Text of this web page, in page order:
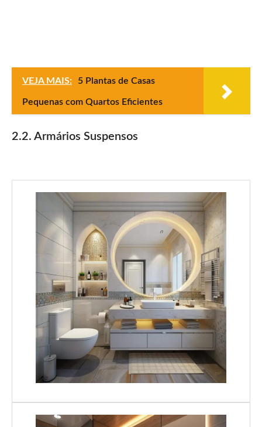
VEJA MAIS: 5 Plantas de Casas
Pequenas com Quartos Eficientes
2.2. Armários Suspensos